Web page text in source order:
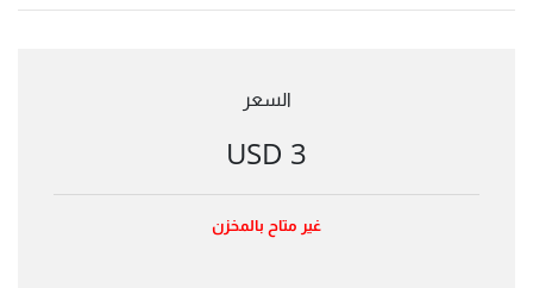
السعر
3 USD
غير متاح بالمخزن